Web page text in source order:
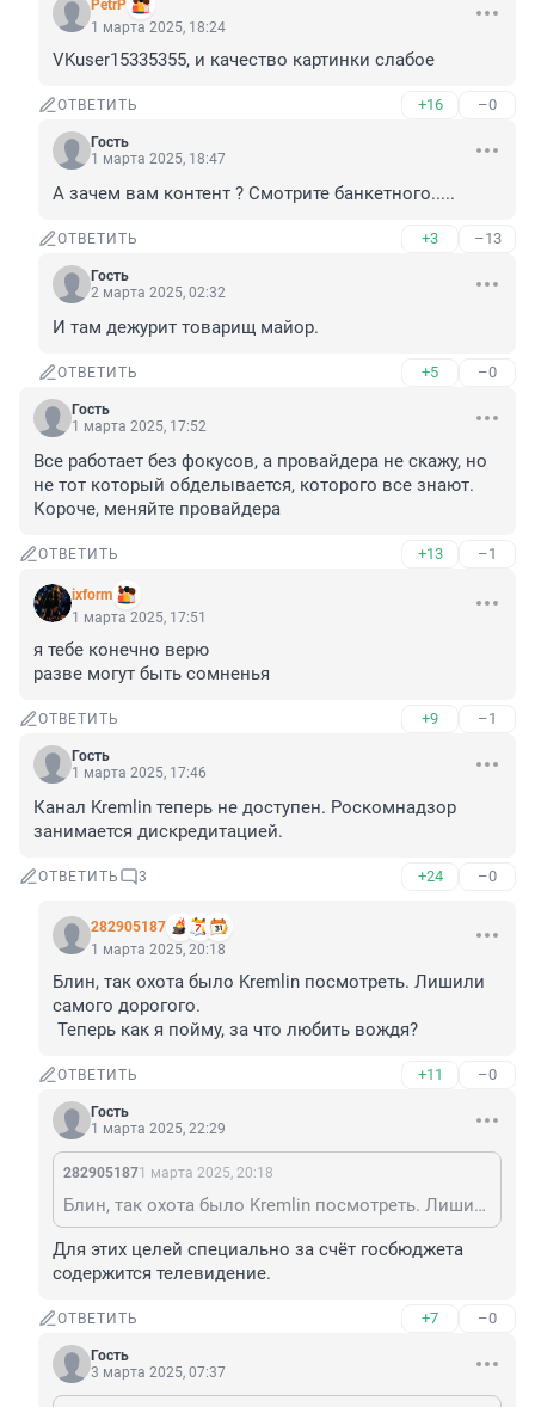
PetrP
1 марта 2025, 18:24
VKuser15335355, и качество картинки слабое
ОТВЕТИТЬ +16 –0
Гость
1 марта 2025, 18:47
А зачем вам контент ? Смотрите банкетного.....
ОТВЕТИТЬ +3 –13
Гость
2 марта 2025, 02:32
И там дежурит товарищ майор.
ОТВЕТИТЬ +5 –0
Гость
1 марта 2025, 17:52
Все работает без фокусов, а провайдера не скажу, но
не тот который обделывается, которого все знают.
Короче, меняйте провайдера
ОТВЕТИТЬ +13 –1
ixform
1 марта 2025, 17:51
я тебе конечно верю
разве могут быть сомненья
ОТВЕТИТЬ +9 –1
Гость
1 марта 2025, 17:46
Канал Kremlin теперь не доступен. Роскомнадзор
занимается дискредитацией.
ОТВЕТИТЬ 3 +24 –0
282905187
1 марта 2025, 20:18
Блин, так охота было Kremlin посмотреть. Лишили
самого дорогого.
Теперь как я пойму, за что любить вождя?
ОТВЕТИТЬ +11 –0
Гость
1 марта 2025, 22:29
2829051871 марта 2025, 20:18
Блин, так охота было Kremlin посмотреть. Лишили самого дорогого. Теперь как я пойму, за что любить вождя?
Для этих целей специально за счёт госбюджета
содержится телевидение.
ОТВЕТИТЬ +7 –0
Гость
3 марта 2025, 07:37